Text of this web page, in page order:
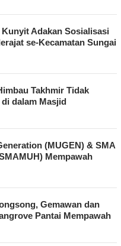
Adakan Sosialisasi
se-Kecamatan Sungai
Takhmir Tidak
dalam Masjid
(MUGEN) & SMA
Mempawah
Gemawan dan
Pantai Mempawah